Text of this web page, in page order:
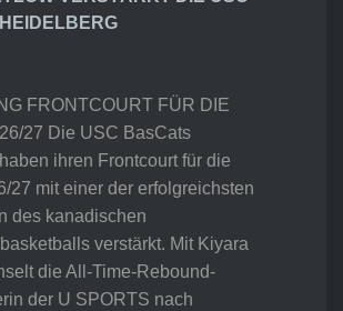
FRONTCOURT FÜR DIE
27 Die USC BasCats
ihren Frontcourt für die
27 mit einer der erfolgreichsten
des kanadischen
verstärkt. Mit Kiyara
die All-Time-Rebound-
der U SPORTS nach